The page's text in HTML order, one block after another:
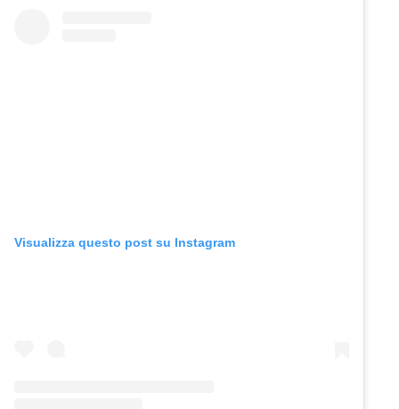
Visualizza questo post su Instagram